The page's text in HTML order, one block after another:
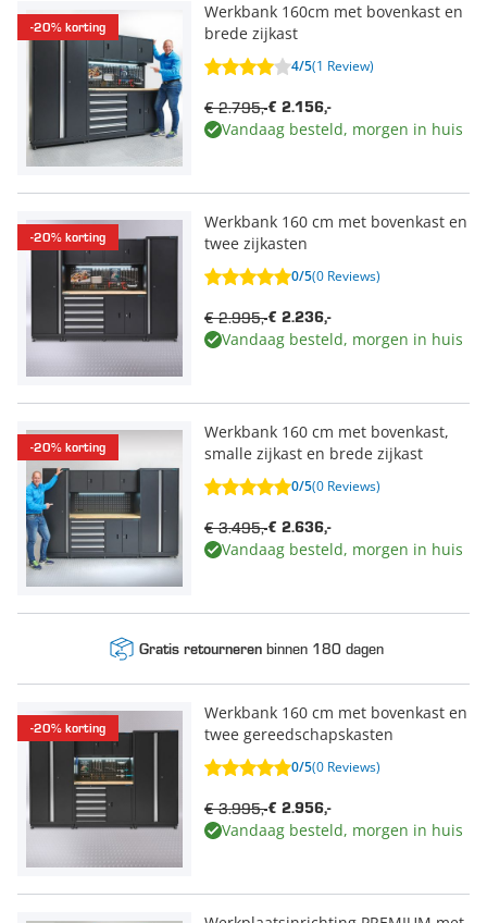
-20% korting
Werkbank 160cm met bovenkast en
brede zijkast
4/5(1 Review)
€ 2.156,-
€ 2.795,-
Vandaag besteld, morgen in huis
-20% korting
Werkbank 160 cm met bovenkast en
twee zijkasten
0/5(0 Reviews)
€ 2.236,-
€ 2.995,-
Vandaag besteld, morgen in huis
-20% korting
Werkbank 160 cm met bovenkast,
smalle zijkast en brede zijkast
0/5(0 Reviews)
€ 2.636,-
€ 3.495,-
Vandaag besteld, morgen in huis
Gratis retournerenbinnen 180 dagen
-20% korting
Werkbank 160 cm met bovenkast en
twee gereedschapskasten
0/5(0 Reviews)
€ 2.956,-
€ 3.995,-
Vandaag besteld, morgen in huis